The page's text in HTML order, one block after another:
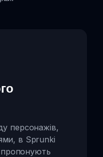
персонажів,
в Sprunki
пропонують